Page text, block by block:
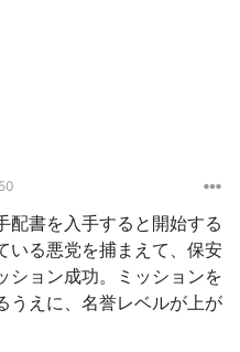
配書を入手すると開始する
いる悪党を捕まえて、保安
ション成功。ミッションを
うえに、名誉レベルが上が